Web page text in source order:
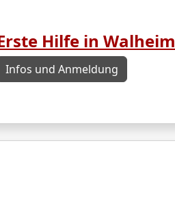
Hilfe in Walheim
Infos und Anmeldung